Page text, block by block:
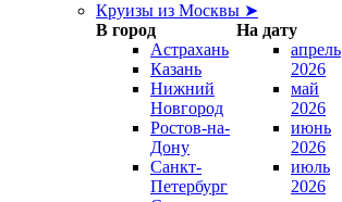
Круизы из Москвы ➤
В город
На дату
Астрахань
Казань
Нижний
Новгород
Ростов-на-
Дону
Санкт-
Петербург
апрель
2026
май
2026
июнь
2026
июль
2026